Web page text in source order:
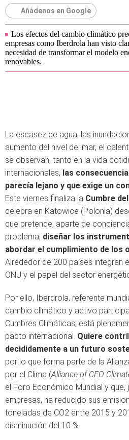
Añádenos en Google
Los efectos del cambio climático
empresas como Iberdrola han visto
necesidad de transformar el modelo
renovables.
La escasez de agua, las
aumento del nivel del mar, el
se observan, tanto en la vida
internacionales, las
parecía lejano y que exige un
Este viernes finaliza la Cumbre
celebra en Katowice (Polonia)
que pretende, aparte de
problema, diseñar los
abordar el cumplimiento de los
Alrededor de 200 países integran
ONU y el papel del sector
Por ello, Iberdrola, referente
cambio climático y activo
Cumbres Climáticas, está
pacto internacional. Quiere
decididamente a un futuro
por lo que forma parte de la
por el Clima (Alliance of CEO
el Foro Económico Mundial y
empresas, ha reducido sus
toneladas de CO2 entre 2015 y
disminución del 10 %.